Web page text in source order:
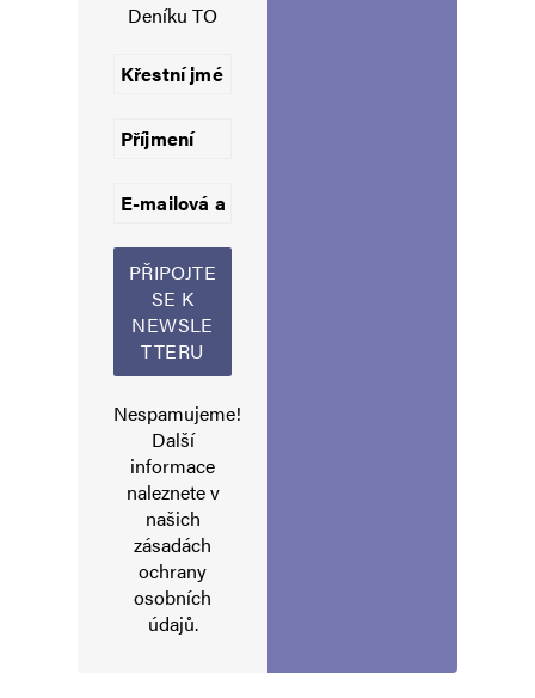
Uložit do prohlížeče jméno, e-mail a webovou stránku pro budoucí
Informujte mě o nových komentářích e-mailem.
Alternative:
Deníku TO
Nespamujeme!
Další
informace
naleznete v
našich
zásadách
ochrany
osobních
údajů.